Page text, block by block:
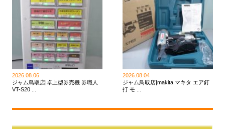
2026.08.06
ジャム鳥取店|卓上型券売機 券職人
VT-S20 ...
2026.08.04
ジャム鳥取店|makita マキタ エア釘
打 モ ...